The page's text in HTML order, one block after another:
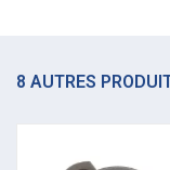
8 AUTRES